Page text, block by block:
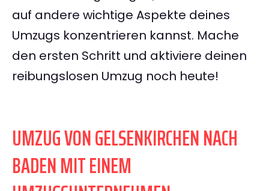
auf andere wichtige Aspekte deines
Umzugs konzentrieren kannst. Mache
den ersten Schritt und aktiviere deinen
reibungslosen Umzug noch heute!
UMZUG VON GELSENKIRCHEN NACH
BADEN MIT EINEM